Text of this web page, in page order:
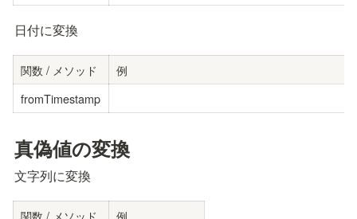
日付に変換
関数 / メソッド
例
fromTimestamp
真偽値の変換
文字列に変換
関数 / メソッド
例